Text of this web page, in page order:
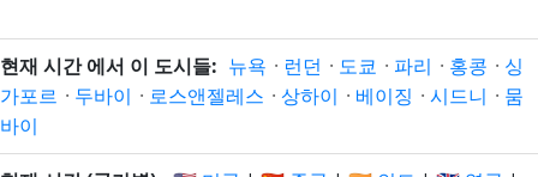
현재 시간 에서 이 도시들: 뉴욕 · 런던 · 도쿄 · 파리 · 홍콩 · 싱
가포르 · 두바이 · 로스앤젤레스 · 상하이 · 베이징 · 시드니 · 뭄
바이